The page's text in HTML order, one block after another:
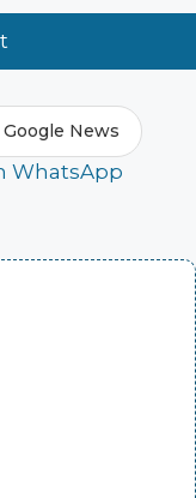
News
WhatsApp